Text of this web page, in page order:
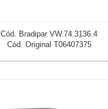
Cód. Bradipar VW.74.3136.4
Cód. Original T06407375